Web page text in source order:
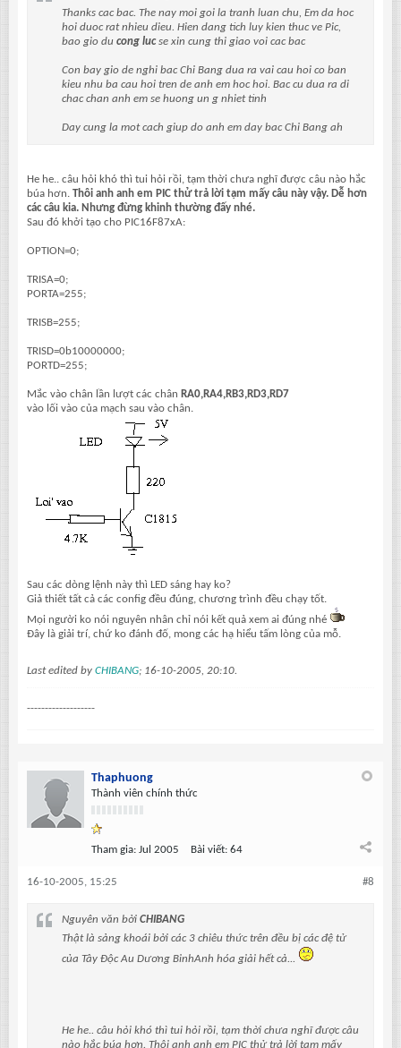
Thanks cac bac. The nay moi goi la tranh luan chu, Em da hoc
hoi duoc rat nhieu dieu. Hien dang tich luy kien thuc ve Pic,
bao gio du cong luc se xin cung thi giao voi cac bac
Con bay gio de nghi bac Chi Bang dua ra vai cau hoi co ban
kieu nhu ba cau hoi tren de anh em hoc hoi. Bac cu dua ra di
chac chan anh em se huong un g nhiet tinh
Day cung la mot cach giup do anh em day bac Chi Bang ah
He he.. câu hỏi khó thì tui hỏi rồi, tạm thời chưa nghĩ được câu nào hắc
búa hơn. Thôi anh anh em PIC thử trả lời tạm mấy câu này vậy. Dễ hơn
các câu kia. Nhưng đừng khinh thường đấy nhé.
Sau đó khởi tạo cho PIC16F87xA:
OPTION=0;
TRISA=0;
PORTA=255;
TRISB=255;
TRISD=0b10000000;
PORTD=255;
Mắc vào chân lần lượt các chân RA0,RA4,RB3,RD3,RD7
vào lối vào của mạch sau vào chân.
Sau các dòng lệnh này thì LED sáng hay ko?
Giả thiết tất cả các config đều đúng, chương trình đều chạy tốt.
Mọi người ko nói nguyên nhân chỉ nói kết quả xem ai đúng nhé
Đây là giải trí, chứ ko đánh đố, mong các hạ hiểu tấm lòng của mỗ.
Last edited by CHIBANG; 16-10-2005, 20:10.
-------------------
Thaphuong
Thành viên chính thức
Tham gia: Jul 2005 Bài viết: 64
#8
16-10-2005, 15:25
Nguyên văn bởi CHIBANG
Thật là sảng khoái bởi các 3 chiêu thức trên đều bị các đệ tử
của Tây Độc Au Dương BinhAnh hóa giải hết cả...
He he.. câu hỏi khó thì tui hỏi rồi, tạm thời chưa nghĩ được câu
nào hắc búa hơn. Thôi anh anh em PIC thử trả lời tạm mấy